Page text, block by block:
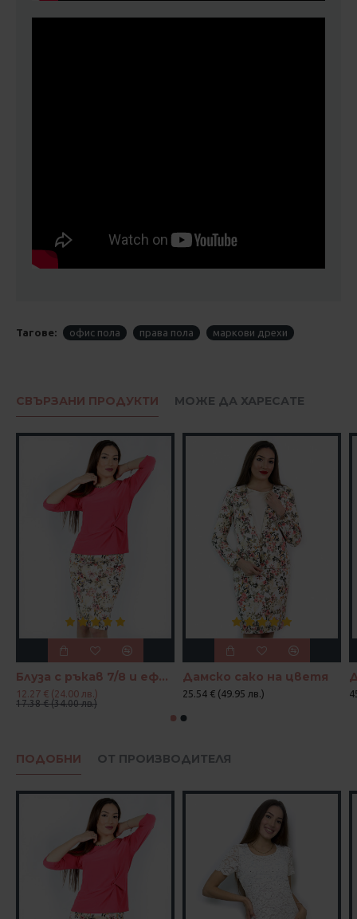
Тагове: офис пола права пола маркови дрехи
СВЪРЗАНИ ПРОДУКТИ МОЖЕ ДА ХАРЕСАТЕ
Блуза с ръкав 7/8 и ефектен възел в цвят корал и петрол
12.27 € (24.00 лв.)
17.38 € (34.00 лв.)
Дамско сако на цветя
25.54 € (49.95 лв.)
ПОДОБНИ ОТ ПРОИЗВОДИТЕЛЯ